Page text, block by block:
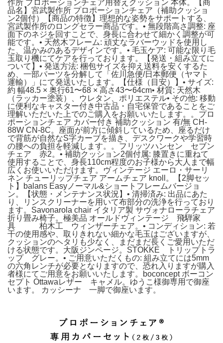
作所 プロポーションチェア用替えクッション 本体。【商
品名】宮武製作所 プロポーションチェア（補助クッショ
ン2個付）【商品の特徴】理想的な姿勢をサポートする、
宮武製作所のロングセラー商品です。• 無段階高さ調整: 座
面下のネジを回すことで、身長に合わせて細かく調整が可
能です。• 天然木フレーム: 頑丈なラバーウッドを使用し
た、温かみのあるデザインです。• 毛玉ケア: 可能な限り毛
玉取り機にてケアを行っております。【発送・組み立てに
ついて】• 発送方法: 梱包サイズを抑え送料を安くするた
め、一部パーツを分解して「佐川急便/日本郵便（ヤマト
運輸）」にて発送いたします。【仕様（目安）】• サイズ:
約 幅48.5 × 奥行61〜68 × 高さ43〜64cm• 材質: 天然木
（ラッカー塗装）、ウレタン、ポリエステル• その他: 移動
に便利なキャスター付き中古品・自宅保管であることをご
理解いただいた上でのご購入をお願いいたします。。プロ
ポーションチェア カバー付き 補助クッション 有/無 CH-
88W CN-8C。座面が前方に傾斜しているため、座るだけ
で背筋が自然なS字カーブを描き、デスクワークや学習時
の腰への負担を軽減します。。フリッツハンセン セブン
チェア 赤2。• 補助クッション2個付属: 膝置きに重ねて
使用することで、身長110cm程度のお子様から大人まで幅
広くお使いいただけます。ヴィンテージ エーロ・サーリ
ネン チューリップチェア アームチェア knoll。【2脚セッ
ト】balans Easyノーマル&ショートフレームバージョ
ン。【状態・メンテナンス状況】• 清掃済み: 出品にあた
り、リンスクリーナーを用いて布部分の洗浄を行っており
ます。Savonarola chair イタリア製 サヴォナローラチェア
折り畳み椅子。極美品 オールドヴィンテージ 飛騨家
具 柏木工 ウィンザーチェア。• コンディション: 若
干の使用感や、取りきれない細かな毛玉はございますが、
クッションのヘタリも少なく、まだまだ長くご愛用いただ
ける状態です。大阪ジンページ。STOKKE トリップトラ
ップ グレー。• ご用意いただくもの: 組み立てには5mm
の六角レンチが必要となりますので、恐れ入りますが購入
者様にてご用意をお願いいたします。boconcept ボーコン
セプト Ottawaレザー キャメル。ゆうこ様御専用で御座
います。 カッシーナ 一脚で御座います。